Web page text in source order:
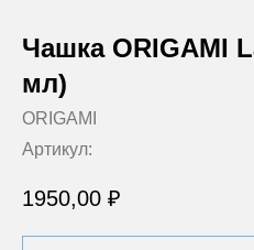
Чашка ORIGAMI
мл)
ORIGAMI
Артикул:
1950,00 ₽